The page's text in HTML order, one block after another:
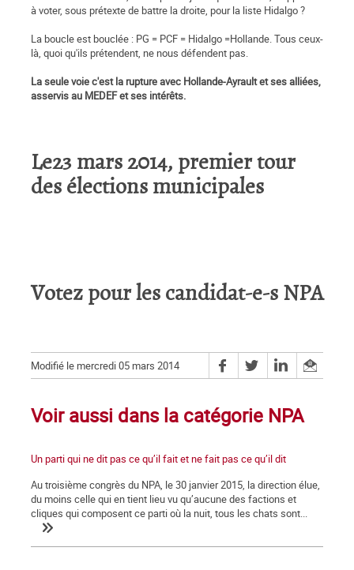
à voter, sous prétexte de battre la droite, pour la liste Hidalgo ?
La boucle est bouclée : PG = PCF = Hidalgo =Hollande. Tous ceux-
là, quoi qu'ils prétendent, ne nous défendent pas.
La seule voie c'est la rupture avec Hollande-Ayrault et ses alliées,
asservis au MEDEF et ses intérêts.
Le23 mars 2014, premier tour
des élections municipales
Votez pour les candidat-e-s NPA
Modifié le mercredi 05 mars 2014
Voir aussi dans la catégorie NPA
Un parti qui ne dit pas ce qu’il fait et ne fait pas ce qu’il dit
Au troisième congrès du NPA, le 30 janvier 2015, la direction élue,
du moins celle qui en tient lieu vu qu’aucune des factions et
cliques qui composent ce parti où la nuit, tous les chats sont...